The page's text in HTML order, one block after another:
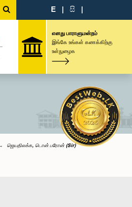
E | සි |
எனது பாராளுமன்றம்
இங்கே உங்கள் கணக்கிற்கு
உள்நுழைக
ஜெயதிலக்க, டொன் பரோன் (Sir)